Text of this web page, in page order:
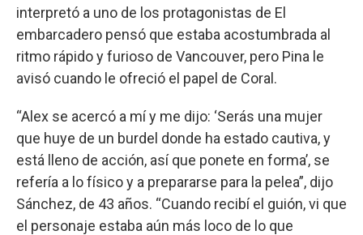
interpretó a uno de los protagonistas de El
embarcadero pensó que estaba acostumbrada al
ritmo rápido y furioso de Vancouver, pero Pina le
avisó cuando le ofreció el papel de Coral.
“Alex se acercó a mí y me dijo: ‘Serás una mujer
que huye de un burdel donde ha estado cautiva, y
está lleno de acción, así que ponete en forma’, se
refería a lo físico y a prepararse para la pelea”, dijo
Sánchez, de 43 años. “Cuando recibí el guión, vi que
el personaje estaba aún más loco de lo que